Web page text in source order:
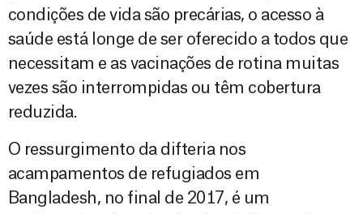
condições de vida são precárias, o acesso à
saúde está longe de ser oferecido a todos que
necessitam e as vacinações de rotina muitas
vezes são interrompidas ou têm cobertura
reduzida.
O ressurgimento da difteria nos
acampamentos de refugiados em
Bangladesh, no final de 2017, é um